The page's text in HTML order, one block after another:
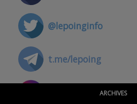
@lepoinginfo
t.me/lepoing
ARCHIVES